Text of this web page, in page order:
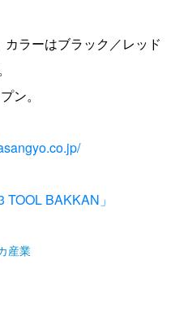
ラーはブラック／レッド
ン。
TOOL BAKKAN」
産業